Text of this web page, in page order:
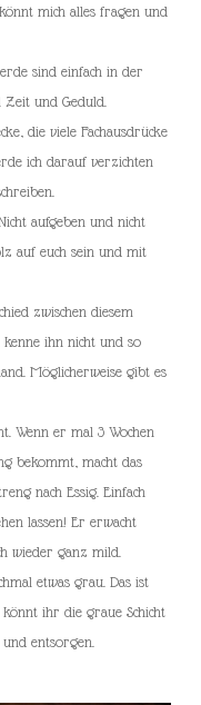
mich alles fragen und
sind einfach in der
und Geduld.
die viele Fachausdrücke
ich darauf verzichten
aufgeben und nicht
auf euch sein und mit
zwischen diesem
ihn nicht und so
Möglicherweise gibt es
Wenn er mal 3 Wochen
bekommt, macht das
nach Essig. Einfach
lassen! Er erwacht
wieder ganz mild.
etwas grau. Das ist
ihr die graue Schicht
entsorgen.